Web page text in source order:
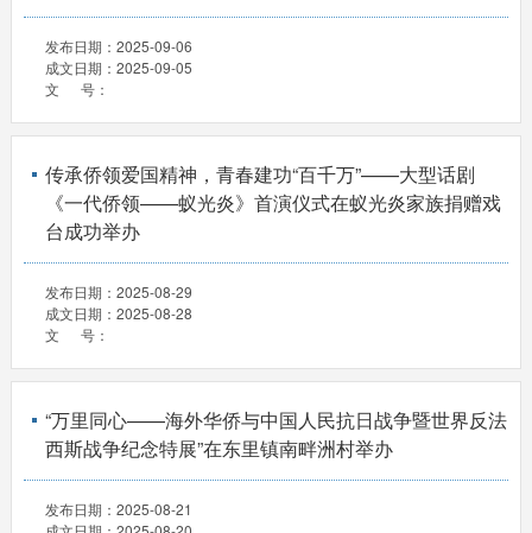
发布日期： 2025-09-06
成文日期： 2025-09-05
文 号：
传承侨领爱国精神，青春建功“百千万”——大型话剧
《一代侨领——蚁光炎》首演仪式在蚁光炎家族捐赠戏
台成功举办
发布日期： 2025-08-29
成文日期： 2025-08-28
文 号：
“万里同心——海外华侨与中国人民抗日战争暨世界反法
西斯战争纪念特展”在东里镇南畔洲村举办
发布日期： 2025-08-21